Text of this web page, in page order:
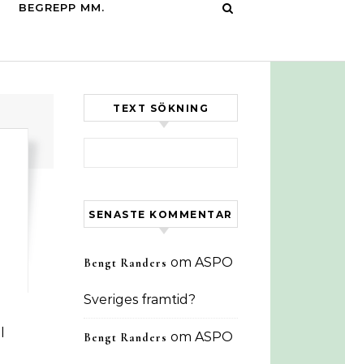
BEGREPP MM.
TEXT SÖKNING
SENASTE KOMMENTAR
Bengt Randers om ASPO
Sveriges framtid?
Bengt Randers om ASPO